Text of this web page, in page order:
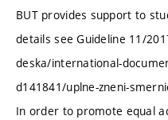
BUT provides support to
details see Guideline 11/
deska/international-
d141841/uplne-zneni-
In order to promote equal